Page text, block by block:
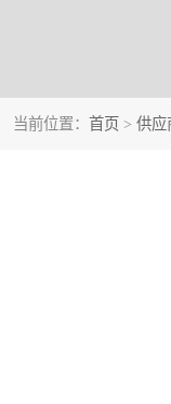
当前位置： 首页 > 供应